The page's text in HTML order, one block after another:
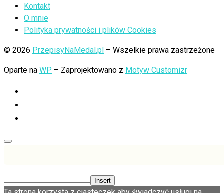
Kontakt
O mnie
Polityka prywatności i plików Cookies
© 2026 PrzepisyNaMedal.pl – Wszelkie prawa zastrzeżone
Oparte na WP – Zaprojektowano z Motyw Customizr
Insert